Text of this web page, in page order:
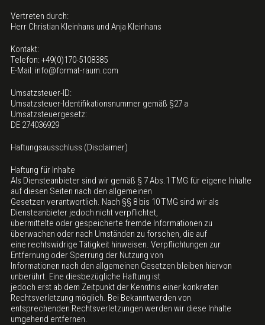
Vertreten durch:
Herr Christian Kleinhans und Anja Kleinhans
Kontakt:
Telefon: +49(0)170-5108385
E-Mail: info@format-raum.com
Umsatzsteuer-ID:
Umsatzsteuer-Identifikationsnummer gemäß §27 a
Umsatzsteuergesetz:
DE 274036929
Haftungsausschluss (Disclaimer)
Haftung für Inhalte
Als Diensteanbieter sind wir gemäß § 7 Abs.1 TMG für eigene Inhalte
auf diesen Seiten nach den allgemeinen
Gesetzen verantwortlich. Nach §§ 8 bis 10 TMG sind wir als
Diensteanbieter jedoch nicht verpflichtet,
übermittelte oder gespeicherte fremde Informationen zu
überwachen oder nach Umständen zu forschen, die auf
eine rechtswidrige Tätigkeit hinweisen. Verpflichtungen zur
Entfernung oder Sperrung der Nutzung von
Informationen nach den allgemeinen Gesetzen bleiben hiervon
unberührt. Eine diesbezügliche Haftung ist
jedoch erst ab dem Zeitpunkt der Kenntnis einer konkreten
Rechtsverletzung möglich. Bei Bekanntwerden von
entsprechenden Rechtsverletzungen werden wir diese Inhalte
umgehend entfernen.